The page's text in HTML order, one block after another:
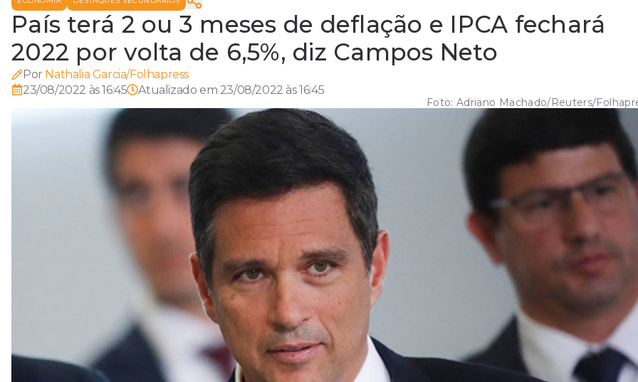
por volta de 6,5%, diz
País terá 2 ou 3 meses de deflação e IPCA fechará
2022 por volta de 6,5%, diz Campos Neto
Por Nathalia Garcia/Folhapress
23/08/2022 às 16:45
Atualizado em 23/08/2022 às 16:45
Foto:Adriano Machado/Reuters/